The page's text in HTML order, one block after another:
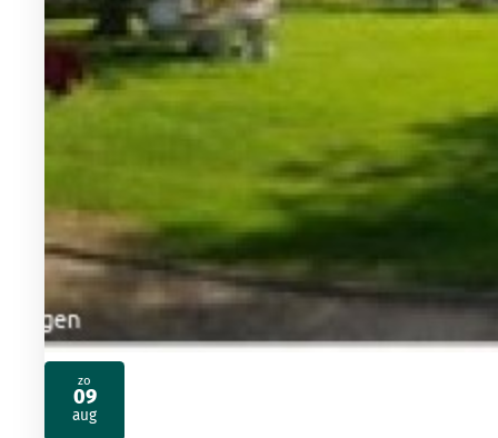
zo
09
aug
2026